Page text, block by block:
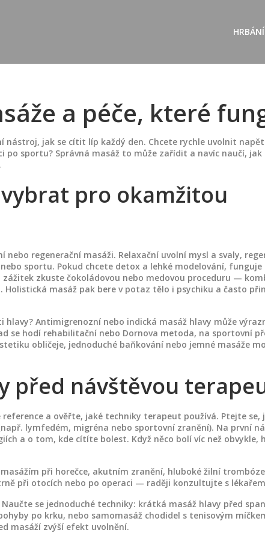
a péče, které
nástroj, jak se cítit líp každý den. Chcete rychle uvolnit
po sportu? Správná masáž to může zařídit a navíc naučí, jak
vybrat pro okamžitou
nebo regenerační masáži. Relaxační uvolní mysl a svaly,
sportu. Pokud chcete detox a lehké modelování, funguje
zkuste čokoládovou nebo medovou proceduru —
Holistická masáž pak bere v potaz tělo i psychiku a často
hlavy? Antimigrenozní nebo indická masáž hlavy může
se hodí rehabilitační nebo Dornova metoda, na sportovní
obličeje, jednoduché baňkování nebo jemné masáže
před návštěvou
a ověřte, jaké techniky terapeut používá. Ptejte se,
lymfedém, migréna nebo sportovní zranění). Na první
a o tom, kde cítíte bolest. Když něco bolí víc než obvykle,
při horečce, akutním zranění, hluboké žilní
při otocích nebo po operaci — raději konzultujte s
se jednoduché techniky: krátká masáž hlavy před
po krku, nebo samomasáž chodidel s tenisovým
masáží zvýší efekt uvolnění.